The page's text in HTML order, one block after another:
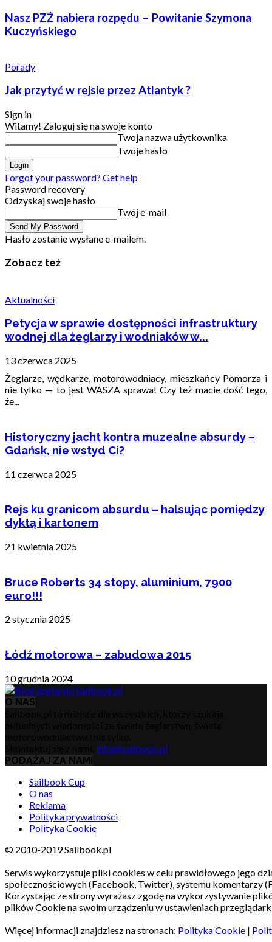
Nasz PZŻ nabiera rozpędu – Powitanie Szymona
Kuczyńskiego
Porady
Jak przytyć w rejsie przez Atlantyk ?
Sign in
Witamy! Zaloguj się na swoje konto
Twoja nazwa użytkownika
Twoje hasło
Forgot your password? Get help
Password recovery
Odzyskaj swoje hasło
Twój e-mail
Hasło zostanie wysłane e-mailem.
Zobacz też
Aktualności
Petycja w sprawie dostępności infrastruktury
wodnej dla żeglarzy i wodniaków w...
13 czerwca 2025
Żeglarze, wędkarze, motorowodniacy, mieszkańcy Pomorza i
nie tylko — to jest WASZA sprawa! Czy też macie dość tego,
że...
Historyczny jacht kontra muzealne absurdy –
Gdańsk, nie wstyd Ci?
11 czerwca 2025
Rejs ku granicom absurdu – halsując pomiędzy
dyktą i kartonem
21 kwietnia 2025
Bruce Roberts 34 stopy, aluminium, 7900
euro!!!
2 stycznia 2025
Łódź motorowa – zabudowa 2015
10 grudnia 2024
O NAS
info@sailbook.pl
PODĄŻAJ ZA NAMI
Sailbook Cup
O nas
Reklama
Polityka prywatności
Polityka Cookie
© 2010-2019 Sailbook.pl
Serwis wykorzystuje pliki cookies w celu prawidłowego jego
społecznościowych (Facebook, Twitter), systemu komentarzy
Korzystając ze strony wyrażasz zgodę na wykorzystywanie
plików Cookie na swoim urządzeniu w ustawieniach
Więcej informacji znajdziesz na stronach: Polityka Cookie |